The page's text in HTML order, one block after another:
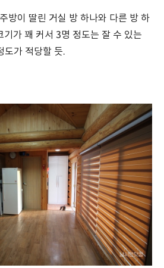
방이 딸린 거실 방 하나와 다른 방 하
기가 꽤 커서 3명 정도는 잘 수 있는
도가 적당할 듯.